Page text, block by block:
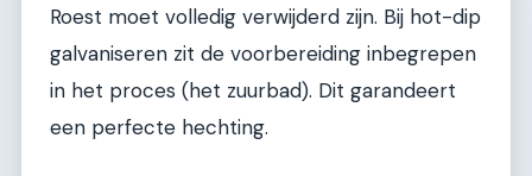
Roest moet volledig verwijderd zijn. Bij hot-dip
galvaniseren zit de voorbereiding inbegrepen
in het proces (het zuurbad). Dit garandeert
een perfecte hechting.